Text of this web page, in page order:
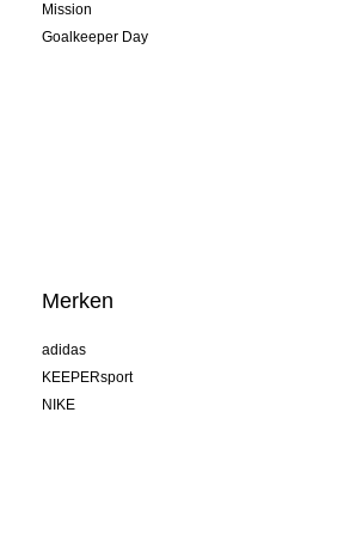
Mission
Goalkeeper Day
Merken
adidas
KEEPERsport
NIKE